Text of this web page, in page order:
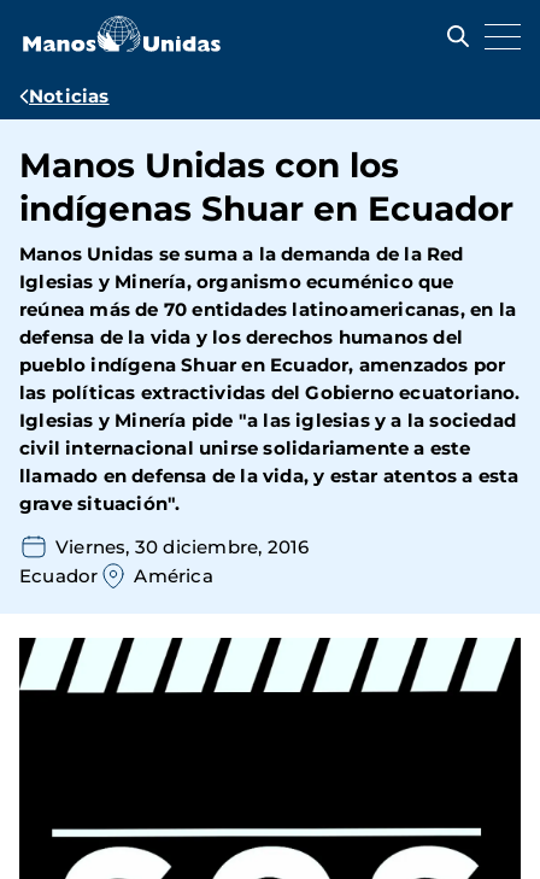
contenido
Ruta
navegación
Noticias
Manos Unidas con los
indígenas Shuar en Ecuador
Manos Unidas se suma a la demanda de la Red
Iglesias y Minería, organismo ecuménico que
reúnea más de 70 entidades latinoamericanas, en la
defensa de la vida y los derechos humanos del
pueblo indígena Shuar en Ecuador, amenzados por
las políticas extractividas del Gobierno ecuatoriano.
Iglesias y Minería pide "a las iglesias y a la sociedad
civil internacional unirse solidariamente a este
llamado en defensa de la vida, y estar atentos a esta
grave situación".
Viernes, 30 diciembre, 2016
Ecuador
América